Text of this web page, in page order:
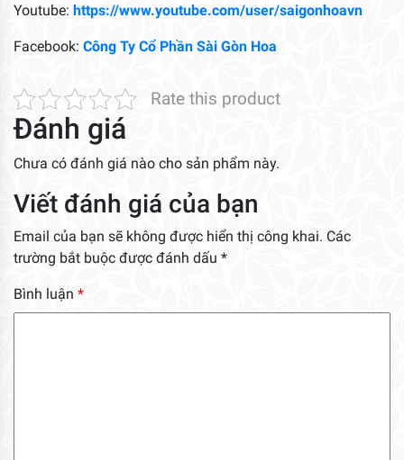
Youtube: https://www.youtube.com/user/saigonhoavn
Facebook: Công Ty Cổ Phần Sài Gòn Hoa
Rate this product
Đánh giá
Chưa có đánh giá nào cho sản phẩm này.
Viết đánh giá của bạn
Email của bạn sẽ không được hiển thị công khai. Các
trường bắt buộc được đánh dấu *
Bình luận *